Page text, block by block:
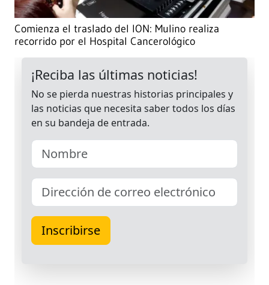
Comienza el traslado del ION: Mulino realiza
recorrido por el Hospital Cancerológico